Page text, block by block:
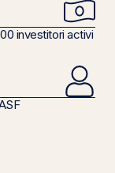
investitori activi